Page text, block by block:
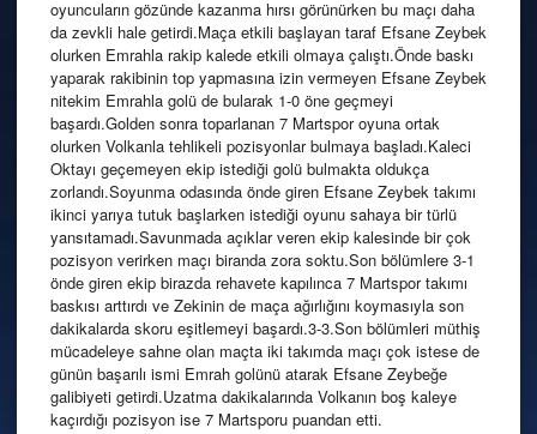
oyuncuların gözünde kazanma hırsı görünürken bu maçı daha
da zevkli hale getirdi.Maça etkili başlayan taraf Efsane Zeybek
olurken Emrahla rakip kalede etkili olmaya çalıştı.Önde baskı
yaparak rakibinin top yapmasına izin vermeyen Efsane Zeybek
nitekim Emrahla golü de bularak 1-0 öne geçmeyi
başardı.Golden sonra toparlanan 7 Martspor oyuna ortak
olurken Volkanla tehlikeli pozisyonlar bulmaya başladı.Kaleci
Oktayı geçemeyen ekip istediği golü bulmakta oldukça
zorlandı.Soyunma odasında önde giren Efsane Zeybek takımı
ikinci yarıya tutuk başlarken istediği oyunu sahaya bir türlü
yansıtamadı.Savunmada açıklar veren ekip kalesinde bir çok
pozisyon verirken maçı biranda zora soktu.Son bölümlere 3-1
önde giren ekip birazda rehavete kapılınca 7 Martspor takımı
baskısı arttırdı ve Zekinin de maça ağırlığını koymasıyla son
dakikalarda skoru eşitlemeyi başardı.3-3.Son bölümleri müthiş
mücadeleye sahne olan maçta iki takımda maçı çok istese de
günün başarılı ismi Emrah golünü atarak Efsane Zeybeğe
galibiyeti getirdi.Uzatma dakikalarında Volkanın boş kaleye
kaçırdığı pozisyon ise 7 Martsporu puandan etti.